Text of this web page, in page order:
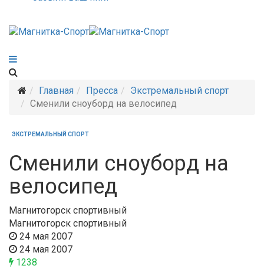
Главная Пресса
Экстремальный спорт
Сменили сноуборд на велосипед
ЭКСТРЕМАЛЬНЫЙ СПОРТ
Сменили сноуборд на
велосипед
Магнитогорск спортивный
Магнитогорск спортивный
24 мая 2007
24 мая 2007
1238